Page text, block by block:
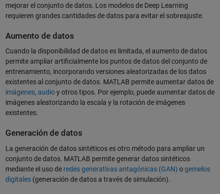
mejorar el conjunto de datos. Los modelos de Deep Learning
requieren grandes cantidades de datos para evitar el sobreajuste.
Aumento de datos
Cuando la disponibilidad de datos es limitada, el aumento de datos
permite ampliar artificialmente los puntos de datos del conjunto de
entrenamiento, incorporando versiones aleatorizadas de los datos
existentes al conjunto de datos. MATLAB permite aumentar datos de
imágenes, audioy otros tipos. Por ejemplo, puede aumentar datos de
imágenes aleatorizando la escala y la rotación de imágenes
existentes.
Generación de datos
La generación de datos sintéticos es otro método para ampliar un
conjunto de datos. MATLAB permite generar datos sintéticos
mediante el uso de redes generativas antagónicas (GAN) ogemelos
digitales(generación de datos a través de simulación).